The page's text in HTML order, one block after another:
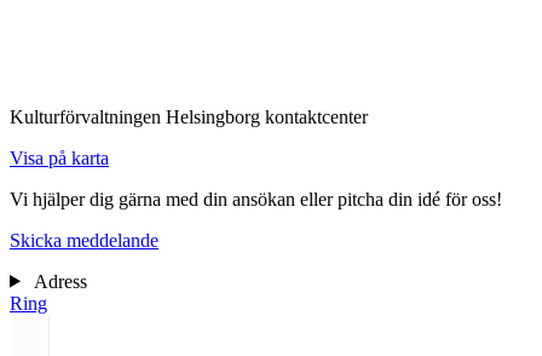
Kulturförvaltningen Helsingborg kontaktcenter
Visa på karta
Vi hjälper dig gärna med din ansökan eller pitcha din idé för oss!
Skicka meddelande
Adress
Ring